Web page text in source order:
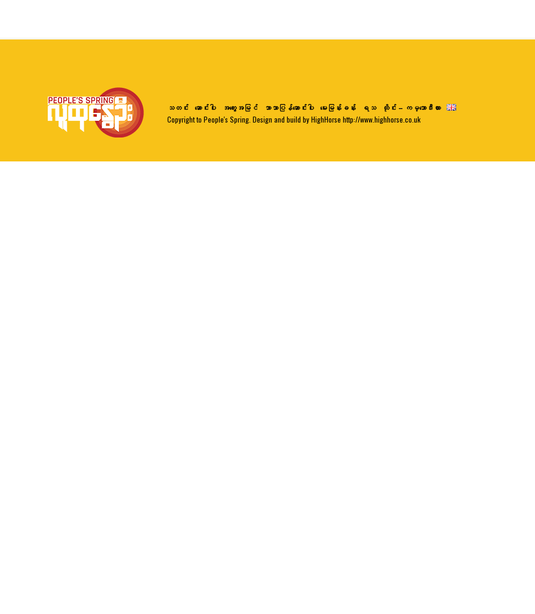
သတင်း ဆောင်းပါး အတွေးအမြင် ဘာသာပြန်ဆောင်းပါး မေးမြန်းခန်း ရသ
ထိုင်း – ကမ္ဘောဒီးယား
Copyright to People's Spring. Design and build by HighHorse http://www.highhorse.co.uk